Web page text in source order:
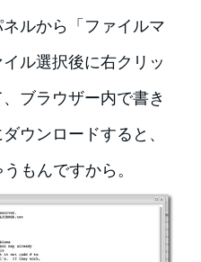
ルから「ファイルマ
ル選択後に右クリッ
ブラウザー内で書き
ウンロードすると、
もんですから。